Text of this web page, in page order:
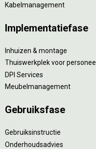
Kabelmanagement
Implementatiefase
Inhuizen & montage
Thuiswerkplek voor personeel
DPI Services
Meubelmanagement
Gebruiksfase
Gebruiksinstructie
Onderhoudsadvies